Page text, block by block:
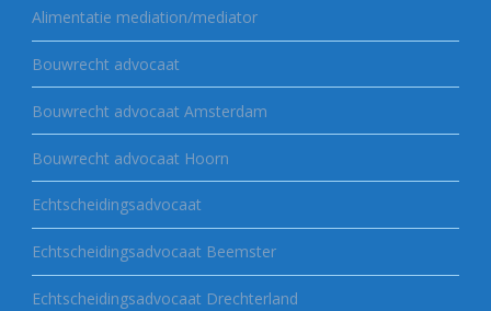
Alimentatie mediation/mediator
Bouwrecht advocaat
Bouwrecht advocaat Amsterdam
Bouwrecht advocaat Hoorn
Echtscheidingsadvocaat
Echtscheidingsadvocaat Beemster
Echtscheidingsadvocaat Drechterland